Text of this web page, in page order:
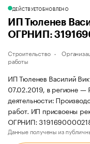
ДЕЙСТВУЕТОБНОВЛЕНО
ИП Тюленев
ОГРНИП:
Строительство
работы
ИП Тюленев Василий
07.02.2019, в регионе —
деятельности:
работ. ИП присвоены
ОГРНИП:
Данные получены из